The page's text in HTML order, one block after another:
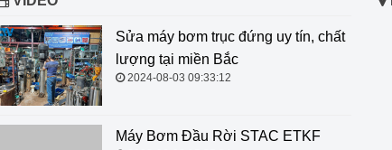
Sửa máy bơm trục đứng uy tín, chất
lượng tại miền Bắc
2024-08-03 09:33:12
Máy Bơm Đầu Rời STAC ETKF